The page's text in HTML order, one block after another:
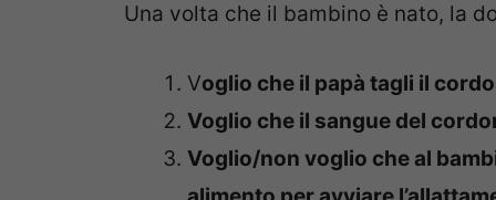
Una volta che il bambino è nato, la
Voglio che il papà tagli il
Voglio che il sangue del
Voglio/non voglio che al